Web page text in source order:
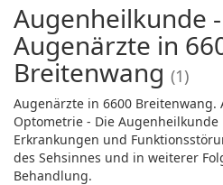
Augenheilkunde -
Augenärzte in
Breitenwang (1)
Augenärzte in 6600 Breitenwang.
Optometrie - Die
Erkrankungen und
des Sehsinnes und in weiterer
Behandlung.